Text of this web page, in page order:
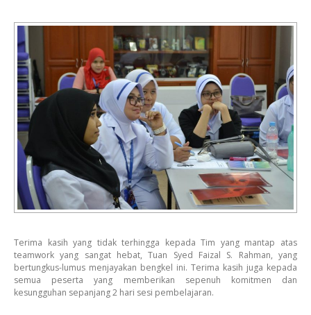
Terima kasih yang tidak terhingga kepada Tim yang mantap atas
teamwork yang sangat hebat, Tuan Syed Faizal S. Rahman, yang
bertungkus-lumus menjayakan bengkel ini. Terima kasih juga kepada
semua peserta yang memberikan sepenuh komitmen dan
kesungguhan sepanjang 2 hari sesi pembelajaran.